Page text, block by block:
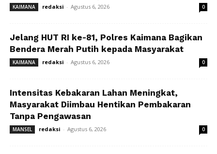
KAIMANA redaksi - Agustus 6, 2026 0
Jelang HUT RI ke-81, Polres Kaimana Bagikan
Bendera Merah Putih kepada Masyarakat
KAIMANA redaksi - Agustus 6, 2026 0
Intensitas Kebakaran Lahan Meningkat,
Masyarakat Diimbau Hentikan Pembakaran
Tanpa Pengawasan
MANSEL redaksi - Agustus 6, 2026 0